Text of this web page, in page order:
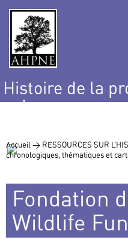
Histoire de la
nature
Accueil > RESSOURCES SUR
chronologiques, thématiques et
Fondation
Wildlife